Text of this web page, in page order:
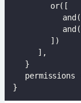
      or([
      ])
    ],
  }
permissions